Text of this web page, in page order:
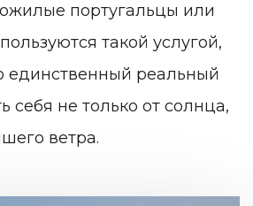
португальцы или
такой услугой,
единственный реальный
себя не только от солнца,
ветра.